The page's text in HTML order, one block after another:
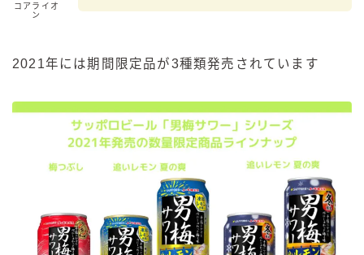
コアライオ
ン
2021年には期間限定品が3種類発売されています